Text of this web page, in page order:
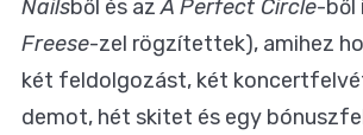
Nailsből és azA Perfect Circle-ből
Freese-zel rögzítettek), amihez
két feldolgozást, két
demot, hét skitet és egy